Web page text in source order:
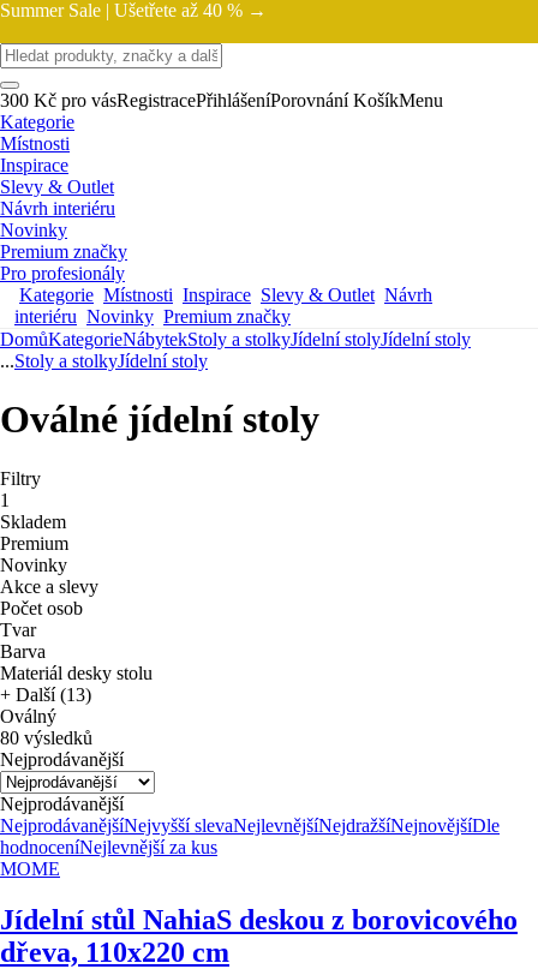
Summer Sale | Ušetřete až 40 % →
300 Kč pro vásRegistracePřihlášeníPorovnání KošíkMenu
Kategorie
Místnosti
Inspirace
Slevy & Outlet
Návrh interiéru
Novinky
Premium značky
Pro profesionály
Kategorie Místnosti Inspirace Slevy & Outlet Návrh
interiéru Novinky Premium značky
DomůKategorieNábytekStoly a stolkyJídelní stolyJídelní stoly
...Stoly a stolkyJídelní stoly
Oválné jídelní stoly
Filtry
1
Skladem
Premium
Novinky
Akce a slevy
Počet osob
Tvar
Barva
Materiál desky stolu
+ Další (13)
Oválný
80 výsledků
Nejprodávanější
Nejprodávanější
NejprodávanějšíNejvyšší slevaNejlevnějšíNejdražšíNejnovějšíDle
hodnoceníNejlevnější za kus
MOME
Jídelní stůl NahiaS deskou z borovicového
dřeva, 110x220 cm